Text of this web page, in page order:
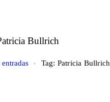
Bullrich
entradas Tag: Patricia Bullrich